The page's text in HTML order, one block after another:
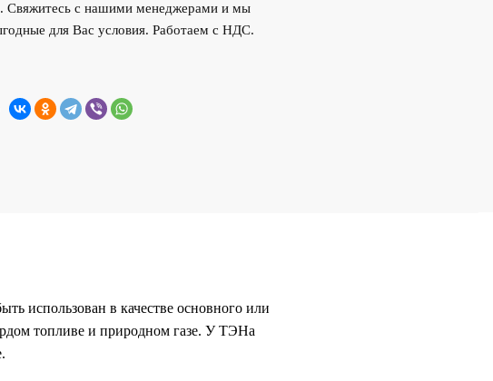
Свяжитесь с нашими менеджерами и мы
для Вас условия. Работаем с НДС.
использован в качестве основного или
топливе и природном газе. У ТЭНа